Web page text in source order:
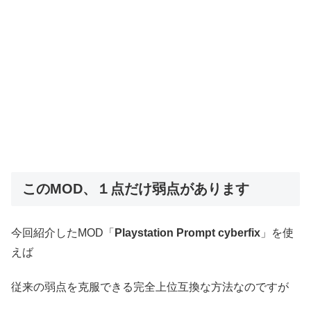
このMOD、１点だけ弱点があります
今回紹介したMOD「 Playstation Prompt cyberfix 」を使
えば
従来の弱点を克服できる完全上位互換な方法なのですが